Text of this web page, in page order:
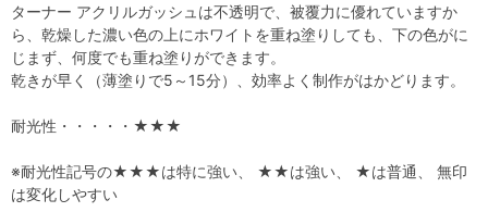
ターナー アクリルガッシュは不透明で、被覆力に優れていますか
ら、乾燥した濃い色の上にホワイトを重ね塗りしても、下の色がに
じまず、何度でも重ね塗りができます。
乾きが早く（薄塗りで5～15分）、効率よく制作がはかどります。
耐光性・・・・・★★★
※耐光性記号の★★★は特に強い、 ★★は強い、 ★は普通、 無印
は変化しやすい